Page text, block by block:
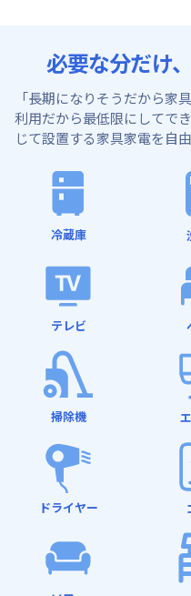
必要な分だけ
「長期になりそうだから家
利用だから最低限にしてで
じて設置する家具家電を自
冷蔵庫
テレビ
掃除機
ドライヤー